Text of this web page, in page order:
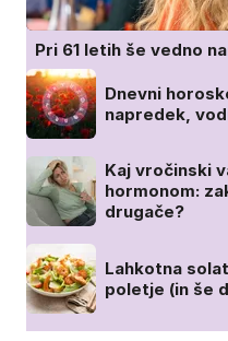
Pri 61 letih še vedno
Dnevni
napredek,
Kaj vročinski
hormonom:
drugače?
Lahkotna
poletje (in še